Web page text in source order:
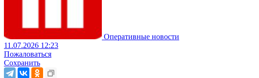
Оперативные новости
11.07.2026 12:23
Пожаловаться
Сохранить